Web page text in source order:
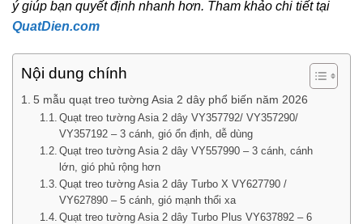
ý giúp bạn quyết định nhanh hơn. Tham khảo chi tiết tại
QuatDien.com
Nội dung chính
5 mẫu quạt treo tường Asia 2 dây phổ biến năm 2026
Quạt treo tường Asia 2 dây VY357792/ VY357290/
VY357192 – 3 cánh, gió ổn định, dễ dùng
Quạt treo tường Asia 2 dây VY557990 – 3 cánh, cánh
lớn, gió phủ rộng hơn
Quạt treo tường Asia 2 dây Turbo X VY627790 /
VY627890 – 5 cánh, gió mạnh thổi xa
Quạt treo tường Asia 2 dây Turbo Plus VY637892 – 6